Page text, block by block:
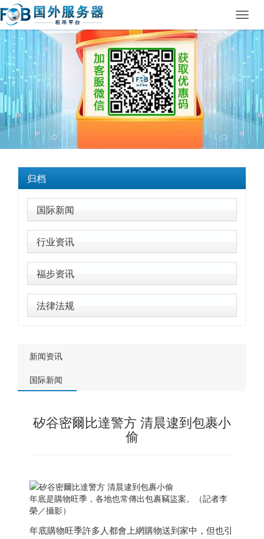
归档
国际新闻
行业资讯
福步资讯
法律法规
新闻资讯
国际新闻
矽谷密爾比達警方 清晨逮到包裹小
偷
年底是購物旺季，各地也常傳出包裹竊盜案。（記者李
榮／攝影）
年底購物旺季許多人都會上網購物送到家中，但也引